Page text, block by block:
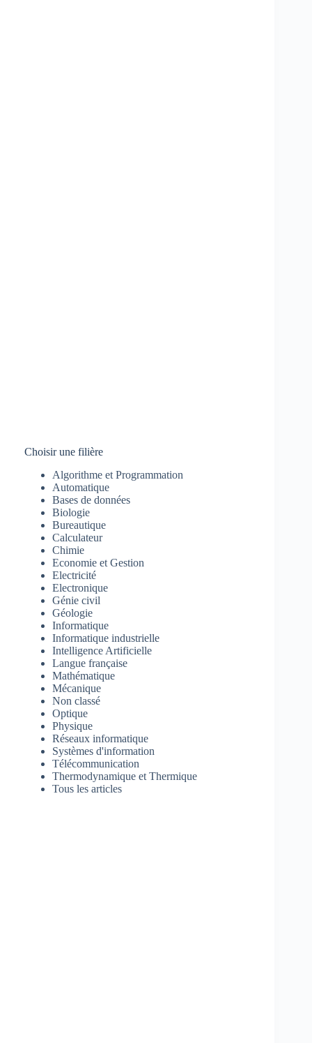
Choisir une filière
Algorithme et Programmation
Automatique
Bases de données
Biologie
Bureautique
Calculateur
Chimie
Economie et Gestion
Electricité
Electronique
Génie civil
Géologie
Informatique
Informatique industrielle
Intelligence Artificielle
Langue française
Mathématique
Mécanique
Non classé
Optique
Physique
Réseaux informatique
Systèmes d'information
Télécommunication
Thermodynamique et Thermique
Tous les articles